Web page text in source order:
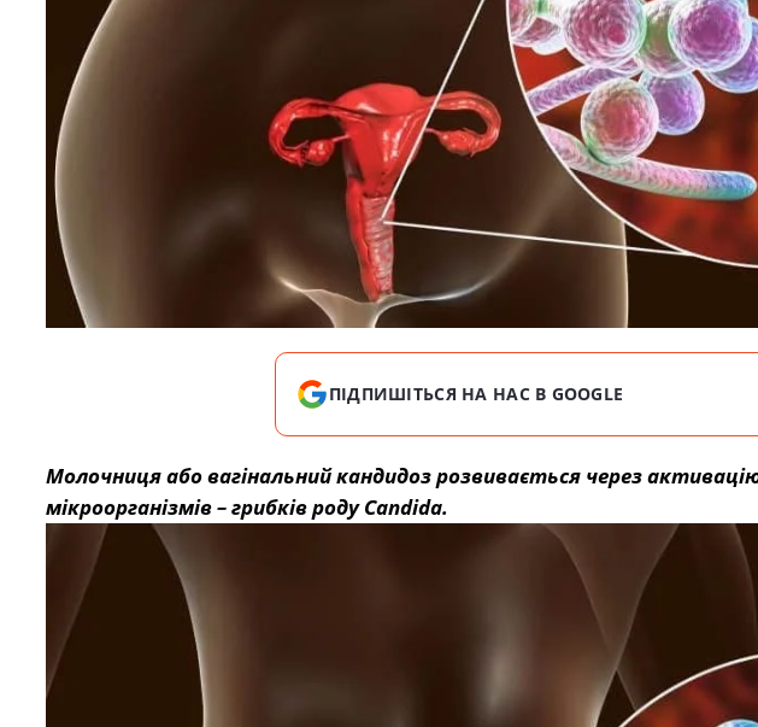
ПІДПИШІТЬСЯ НА НАС В GOOGLE
Молочниця або вагінальний кандидоз розвивається через
мікроорганізмів – грибків родуCandida.